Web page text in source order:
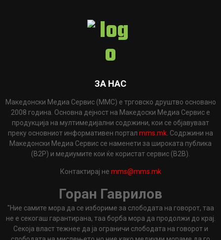
ЗА НАС
Македонски Медиа Сервис (ММС) е трговско друштво основано
2008 година. Основна дејност на Македоски Медиа Сервис е
продукција на мултимедијални содржини, кои се објавуваат
преку основниот информативен портал mms.mk . Содржини на
Македонски Медиа Сервис се наменети за широката публика
(B2P) и медиумите кои ќе користат сервис (B2B).
Контактирај не mms@mms.mk
Горан Гаврилов
"Ние самите мора да се избориме за слободата на говорот, таа
не е секогаш гарантирана, таа борба мора да продолжи до крај.
Секоја власт тежнее да ја ограничи слободата на говорот и